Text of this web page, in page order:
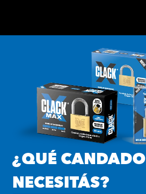
¿QUÉ CANDADO
NECESITÁS?